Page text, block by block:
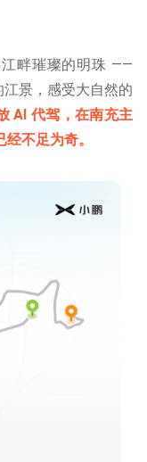
畔璀璨的明珠 ——
景，感受大自然的
AI 代驾，在南充主
不足为奇。